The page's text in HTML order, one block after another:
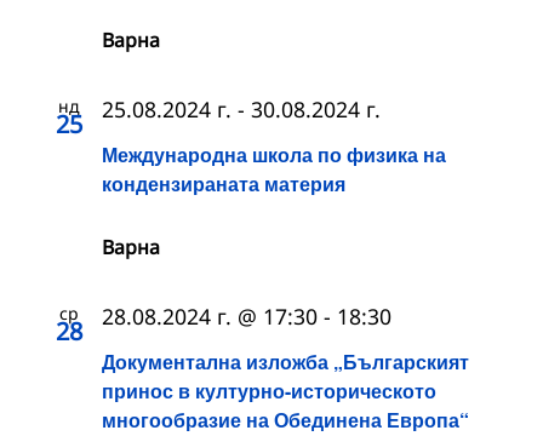
Варна
нд
25
Международна школа по физика на
кондензираната материя
25.08.2024 г. - 30.08.2024 г.
Варна
ср
28
Документална изложба „Българският
принос в културно-историческото
многообразие на Обединена Европа“
28.08.2024 г. @ 17:30 - 18:30